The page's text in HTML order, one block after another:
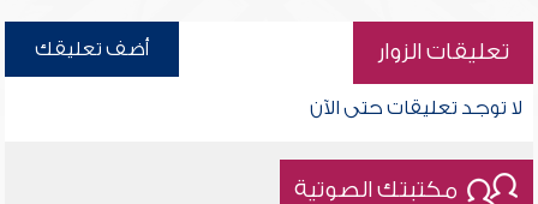
تعليقات الزوار أضف تعليقك
لا توجد تعليقات حتى الآن
مكتبتك الصوتية